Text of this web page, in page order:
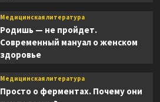
Медицинская литература
Родишь — не пройдет.
Современный мануал о женском
здоровье
Медицинская литература
Просто о ферментах. Почему они